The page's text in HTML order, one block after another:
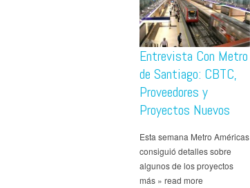
Entrevista Con Metro
de Santiago: CBTC,
Proveedores y
Proyectos Nuevos
Esta semana Metro Américas
consiguió detalles sobre
algunos de los proyectos
más » read more